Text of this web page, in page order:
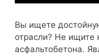
Вы ищете
отрасли? Не ищите
асфальтобетона.